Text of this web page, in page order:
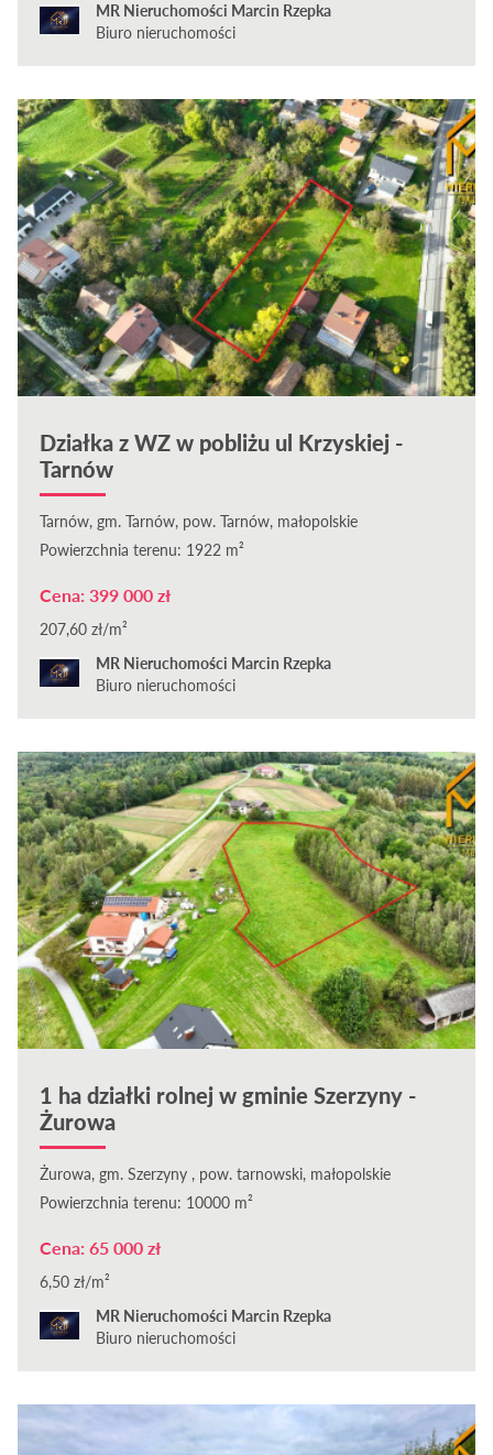
MR Nieruchomości Marcin Rzepka
Biuro nieruchomości
Działka z WZ w pobliżu ul Krzyskiej -
Tarnów
Tarnów, gm. Tarnów, pow. Tarnów, małopolskie
Powierzchnia terenu: 1922 m²
Cena: 399 000 zł
207,60 zł/m²
MR Nieruchomości Marcin Rzepka
Biuro nieruchomości
1 ha działki rolnej w gminie Szerzyny -
Żurowa
Żurowa, gm. Szerzyny , pow. tarnowski, małopolskie
Powierzchnia terenu: 10000 m²
Cena: 65 000 zł
6,50 zł/m²
MR Nieruchomości Marcin Rzepka
Biuro nieruchomości